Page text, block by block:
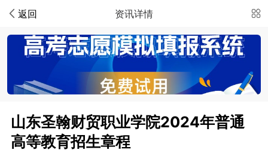
返回 资讯详情
山东圣翰财贸职业学院2024年普通
高等教育招生章程